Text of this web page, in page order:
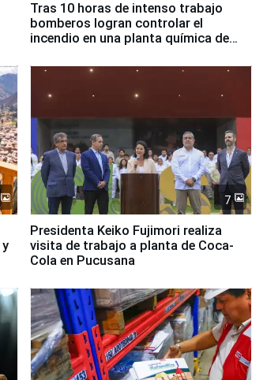
Tras 10 horas de intenso trabajo
bomberos logran controlar el
incendio en una planta química de
7
Presidenta Keiko Fujimori realiza
visita de trabajo a planta de Coca-
Cola en Pucusana